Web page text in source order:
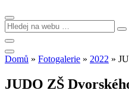
Domů » Fotogalerie » 2022 »
JUDO ZŠ